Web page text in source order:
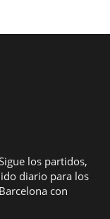
los partidos,
diario para los
con